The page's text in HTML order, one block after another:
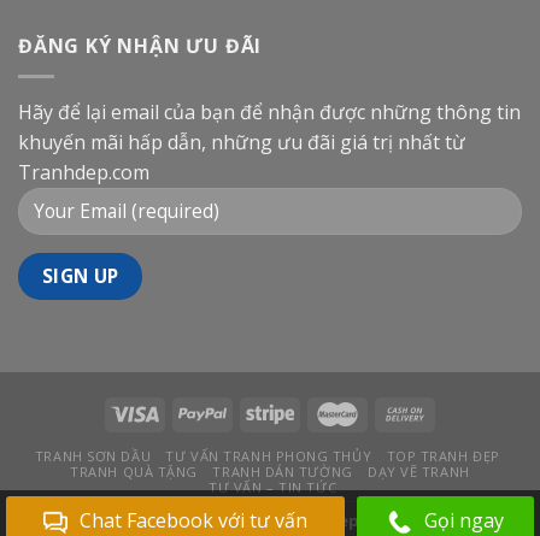
ĐĂNG KÝ NHẬN ƯU ĐÃI
Hãy để lại email của bạn để nhận được những thông tin
khuyến mãi hấp dẫn, những ưu đãi giá trị nhất từ
Tranhdep.com
TRANH SƠN DẦU TƯ VẤN TRANH PHONG THỦY
TOP TRANH ĐẸP
TRANH QUÀ TẶNG
TRANH DÁN TƯỜNG
DẠY VẼ TRANH
TƯ VẤN – TIN TỨC
Bản quyền 2026 ©Tranhdep.com
Chat Facebook với tư vấn Gọi ngay